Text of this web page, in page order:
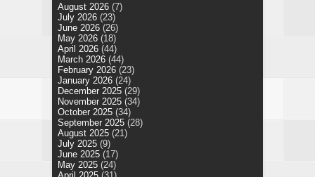
August 2026 (7)
July 2026 (23)
June 2026 (26)
May 2026 (18)
April 2026 (44)
March 2026 (44)
February 2026 (23)
January 2026 (24)
December 2025 (29)
November 2025 (34)
October 2025 (34)
September 2025 (28)
August 2025 (21)
July 2025 (9)
June 2025 (17)
May 2025 (24)